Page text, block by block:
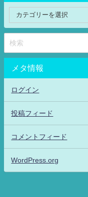
メタ情報
ログイン
投稿フィード
コメントフィード
WordPress.org